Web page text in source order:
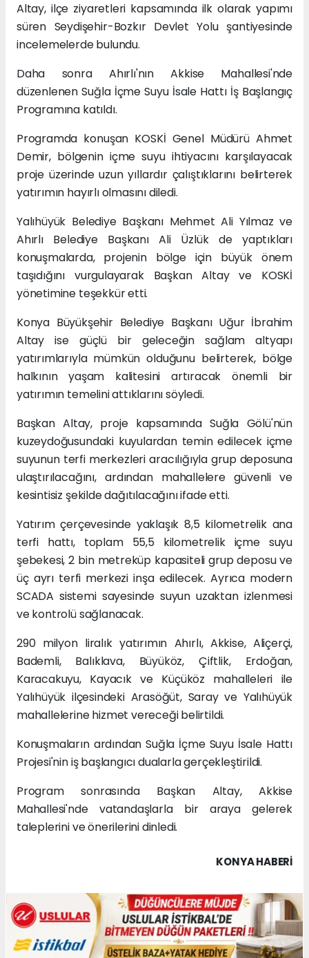
Altay, ilçe ziyaretleri kapsamında ilk olarak yapımı
süren Seydişehir-Bozkır Devlet Yolu şantiyesinde
incelemelerde bulundu.
Daha sonra Ahırlı'nın Akkise Mahallesi'nde
düzenlenen Suğla İçme Suyu İsale Hattı İş Başlangıç
Programına katıldı.
Programda konuşan KOSKİ Genel Müdürü Ahmet
Demir, bölgenin içme suyu ihtiyacını karşılayacak
proje üzerinde uzun yıllardır çalıştıklarını belirterek
yatırımın hayırlı olmasını diledi.
Yalıhüyük Belediye Başkanı Mehmet Ali Yılmaz ve
Ahırlı Belediye Başkanı Ali Üzlük de yaptıkları
konuşmalarda, projenin bölge için büyük önem
taşıdığını vurgulayarak Başkan Altay ve KOSKİ
yönetimine teşekkür etti.
Konya Büyükşehir Belediye Başkanı Uğur İbrahim
Altay ise güçlü bir geleceğin sağlam altyapı
yatırımlarıyla mümkün olduğunu belirterek, bölge
halkının yaşam kalitesini artıracak önemli bir
yatırımın temelini attıklarını söyledi.
Başkan Altay, proje kapsamında Suğla Gölü'nün
kuzeydoğusundaki kuyulardan temin edilecek içme
suyunun terfi merkezleri aracılığıyla grup deposuna
ulaştırılacağını, ardından mahallelere güvenli ve
kesintisiz şekilde dağıtılacağını ifade etti.
Yatırım çerçevesinde yaklaşık 8,5 kilometrelik ana
terfi hattı, toplam 55,5 kilometrelik içme suyu
şebekesi, 2 bin metreküp kapasiteli grup deposu ve
üç ayrı terfi merkezi inşa edilecek. Ayrıca modern
SCADA sistemi sayesinde suyun uzaktan izlenmesi
ve kontrolü sağlanacak.
290 milyon liralık yatırımın Ahırlı, Akkise, Aliçerçi,
Bademli, Balıklava, Büyüköz, Çiftlik, Erdoğan,
Karacakuyu, Kayacık ve Küçüköz mahalleleri ile
Yalıhüyük ilçesindeki Arasöğüt, Saray ve Yalıhüyük
mahallelerine hizmet vereceği belirtildi.
Konuşmaların ardından Suğla İçme Suyu İsale Hattı
Projesi'nin iş başlangıcı dualarla gerçekleştirildi.
Program sonrasında Başkan Altay, Akkise
Mahallesi'nde vatandaşlarla bir araya gelerek
taleplerini ve önerilerini dinledi.
KONYA HABERİ